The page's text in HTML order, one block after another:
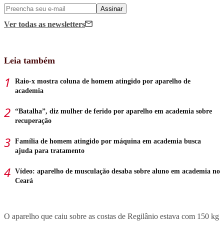
Assinar
Ver todas as newsletters
Leia também
Raio-x mostra coluna de homem atingido por aparelho de
academia
“Batalha”, diz mulher de ferido por aparelho em academia sobre
recuperação
Família de homem atingido por máquina em academia busca
ajuda para tratamento
Vídeo: aparelho de musculação desaba sobre aluno em academia no
Ceará
O aparelho que caiu sobre as costas de Regilânio estava com 150 kg